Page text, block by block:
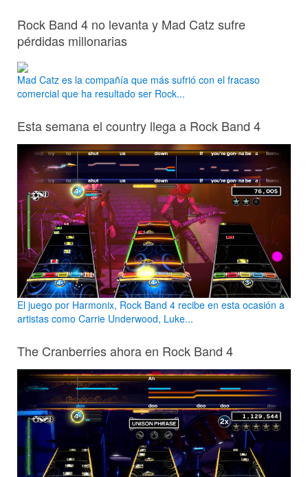
Rock Band 4 no levanta y Mad Catz sufre
pérdidas millonarias
Mad Catz es la compañía que más sufrió con el fracaso
comercial que ha resultado ser Rock...
Esta semana el country llega a Rock Band 4
El juego por Harmonix, Rock Band 4 recibe en esta ocasión a
artistas como Carrie Underwood, Luke...
The Cranberries ahora en Rock Band 4